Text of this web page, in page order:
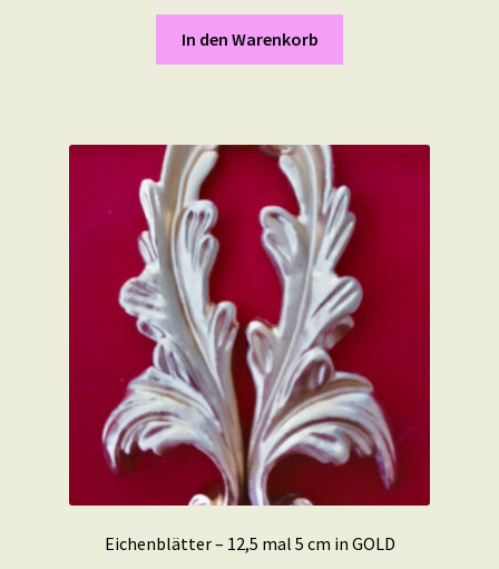
In den Warenkorb
Eichenblätter – 12,5 mal 5 cm in GOLD